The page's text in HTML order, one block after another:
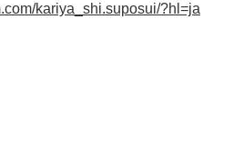
kariya_shi.suposui/?hl=ja